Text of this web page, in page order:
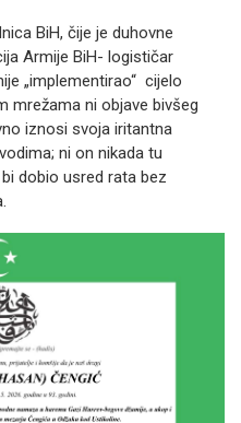
BiH, čije je duhovne
Armije BiH- logističar
„implementirao“ cijelo
mrežama ni objave bivšeg
iznosi svoja iritantna
ni on nikada tu
dobio usred rata bez